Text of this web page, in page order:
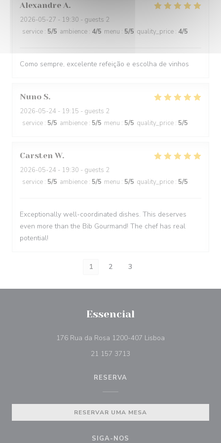
Alexandre A
2026-05-27 - 19:30 - guests 2
service : 5/5 ambience : 4/5 menu : 5/5 quality_price : 4/5
Como sempre, excelente refeição e escolha de vinhos
Nuno S
2026-05-24 - 19:15 - guests 2
service : 5/5 ambience : 5/5 menu : 5/5 quality_price : 5/5
Carsten W
2026-05-24 - 19:30 - guests 2
service : 5/5 ambience : 5/5 menu : 5/5 quality_price : 5/5
Exceptionally well-coordinated dishes. This deserves
even more than the Bib Gourmand! The chef has real
potential!
1 2 3
Essencial
176 Rua da Rosa 1200-407 Lisboa
21 157 3713
RESERVA
RESERVAR UMA MESA
SIGA-NOS